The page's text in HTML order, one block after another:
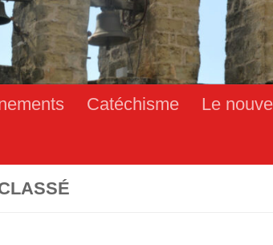
Catéchisme Le